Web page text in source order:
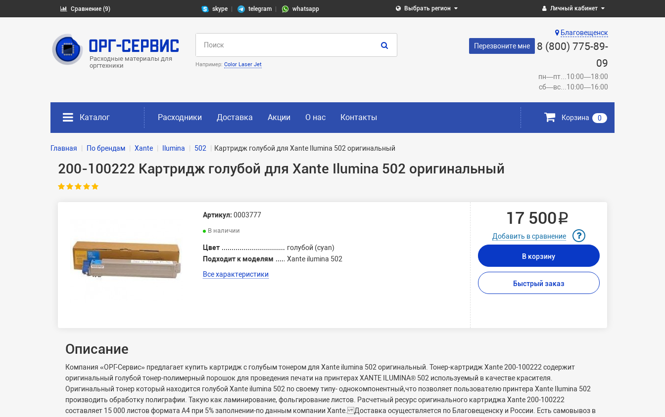
Сравнение (9) skype telegram whatsapp Выбрать регион Личный кабинет
Расходные материалы для
оргтехники
Например: Color Laser Jet
Благовещенск
Перезвоните мне
8 (800) 775-89-
09
пн—пт...10:00—18:00
сб—вс...10:00—16:00
Каталог Расходники Доставка Акции О нас Контакты Корзина 0
Главная По брендам Xante Ilumina 502 Картридж голубой для Xante Ilumina 502 оригинальный
200-100222 Картридж голубой для Xante Ilumina 502 оригинальный
Артикул: 0003777
В наличии
Цвет
голубой (cyan)
Подходит к моделям
Xante ilumina 502
Все характеристики
17 500 ₽
Добавить в сравнение
В корзину
Быстрый заказ
Описание
Компания «ОРГ-Сервис» предлагает купить картридж с голубым тонером для Xante ilumina 502 оригинальный. Тонер-картридж Xante 200-100222 содержит
оригинальный голубой тонер-полимерный порошок для проведения печати на принтерах XANTE ILUMINA® 502 используемый в качестве красителя.
Оригинальный тонер который находится голубой Xante ilumina 502 по своему типу- однокомпонентный,что позволяет пользователю принтера Xante Ilumina 502
производить обработку полиграфии. Такую как ламинирование, фольгирование листов. Расчетный ресурс оригинального картриджа Xante 200-100222
составляет 15 000 листов формата А4 при 5% заполнении-по данным компании Xante. Доставка осуществляется по Благовещенску и России. Есть самовывоз в